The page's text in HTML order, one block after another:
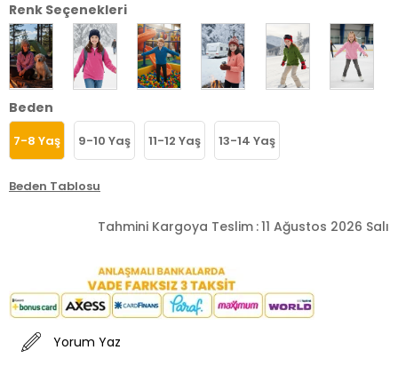
Renk Seçenekleri
Beden
7-8 Yaş 9-10 Yaş 11-12 Yaş 13-14 Yaş
Beden Tablosu
Tahmini Kargoya Teslim :11 Ağustos 2026 Salı
Yorum Yaz